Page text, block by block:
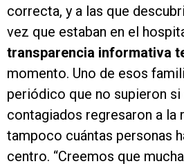
correcta, y a las que
vez que estaban en el
transparencia informativa
momento. Uno de esos
periódico que no supieron
contagiados regresaron a la
tampoco cuántas personas
centro. “Creemos que